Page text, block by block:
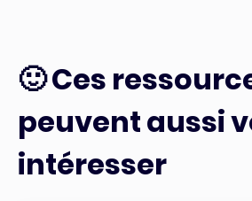
🙂 Ces
peuvent aussi
intéresser